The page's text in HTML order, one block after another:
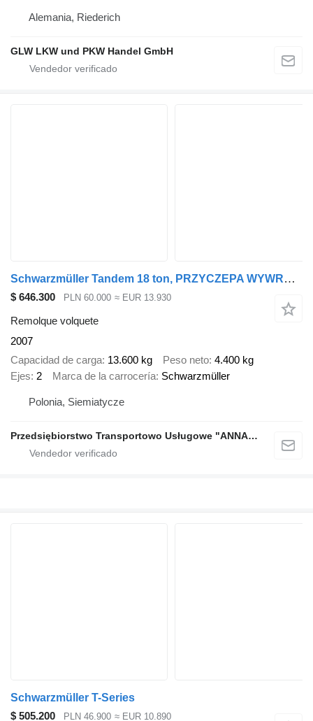
Alemania, Riederich
GLW LKW und PKW Handel GmbH
Schwarzmüller Tandem 18 ton, PRZYCZEPA WYWROTKA, BUDOWLANA, STAN BARDZO DOBRY
$ 646.300 PLN 60.000 ≈ EUR 13.930
Remolque volquete
2007
Capacidad de carga 13.600 kg Peso neto 4.400 kg
Ejes 2 Marca de la carrocería Schwarzmüller
Polonia, Siemiatycze
Przedsiębiorstwo Transportowo Usługowe "ANNA" Marek Tarasiuk
Schwarzmüller T-Series
$ 505.200
PLN 46.900 ≈ EUR 10.890